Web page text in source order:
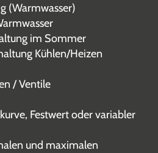
(Warmwasser)
im Sommer
Kühlen/Heizen
/ Ventile
Festwert oder variabler
und maximalen